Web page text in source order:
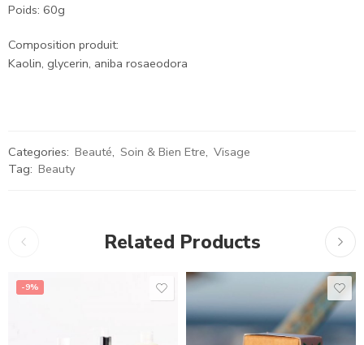
Poids: 60g
Composition produit:
Kaolin, glycerin, aniba rosaeodora
Categories: Beauté, Soin & Bien Etre, Visage
Tag: Beauty
Related Products
-9%